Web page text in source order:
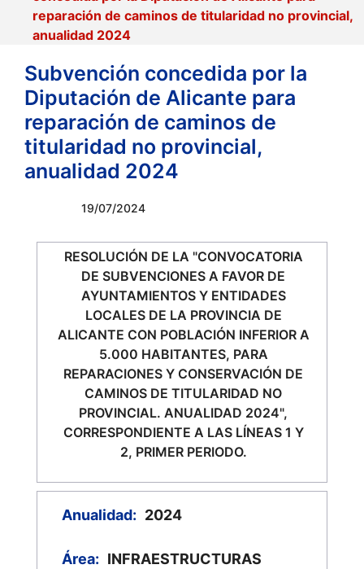
reparación de caminos de titularidad no provincial,
anualidad 2024
Subvención concedida por la
Diputación de Alicante para
reparación de caminos de
titularidad no provincial,
anualidad 2024
19/07/2024
RESOLUCIÓN DE LA "CONVOCATORIA
DE SUBVENCIONES A FAVOR DE
AYUNTAMIENTOS Y ENTIDADES
LOCALES DE LA PROVINCIA DE
ALICANTE CON POBLACIÓN INFERIOR A
5.000 HABITANTES, PARA
REPARACIONES Y CONSERVACIÓN DE
CAMINOS DE TITULARIDAD NO
PROVINCIAL. ANUALIDAD 2024",
CORRESPONDIENTE A LAS LÍNEAS 1 Y
2, PRIMER PERIODO.
Anualidad: 2024
Área: INFRAESTRUCTURAS